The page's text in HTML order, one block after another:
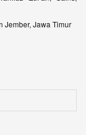
Jember, Jawa Timur